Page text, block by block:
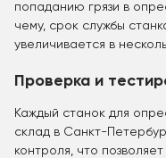
попаданию грязи в
чему, срок службы
увеличивается в
Проверка и
Каждый станок для
склад в Санкт-
контроля, что